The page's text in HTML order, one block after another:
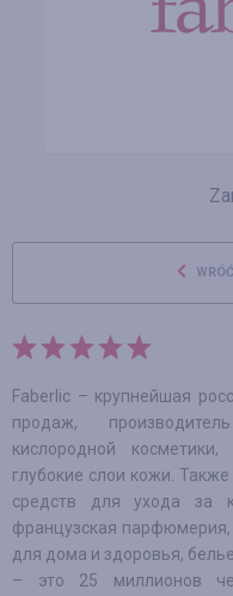
Faberlic – крупнейшая
продаж,
кислородной
глубокие слои кожи.
средств для ухода за
французская парфюмерия,
для дома и здоровья,
– это 25 миллионов